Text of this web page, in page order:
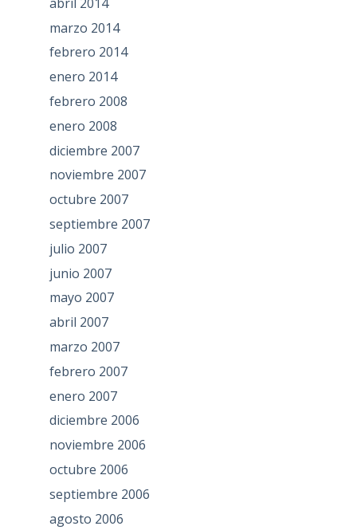
marzo 2014
febrero 2014
enero 2014
febrero 2008
enero 2008
diciembre 2007
noviembre 2007
octubre 2007
septiembre 2007
julio 2007
junio 2007
mayo 2007
abril 2007
marzo 2007
febrero 2007
enero 2007
diciembre 2006
noviembre 2006
octubre 2006
septiembre 2006
agosto 2006